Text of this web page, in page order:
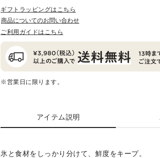
ギフトラッピングはこちら
商品についてのお問い合わせ
ご利用ガイドはこちら
※営業日に限ります。
アイテム説明
氷と食材をしっかり分けて、鮮度をキープ。